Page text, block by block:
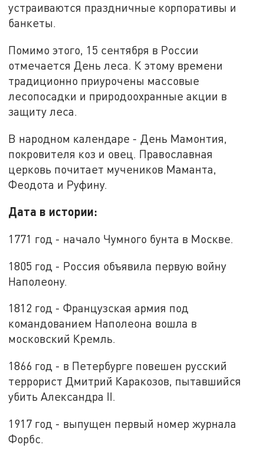
устраиваются праздничные корпоративы и
банкеты.
Помимо этого, 15 сентября в России
отмечается День леса. К этому времени
традиционно приурочены массовые
лесопосадки и природоохранные акции в
защиту леса.
В народном календаре - День Мамонтия,
покровителя коз и овец. Православная
церковь почитает мучеников Маманта,
Феодота и Руфину.
Дата в истории:
1771 год - начало Чумного бунта в Москве.
1805 год - Россия объявила первую войну
Наполеону.
1812 год - Французская армия под
командованием Наполеона вошла в
московский Кремль.
1866 год - в Петербурге повешен русский
террорист Дмитрий Каракозов, пытавшийся
убить Александра II.
1917 год - выпущен первый номер журнала
Форбс.